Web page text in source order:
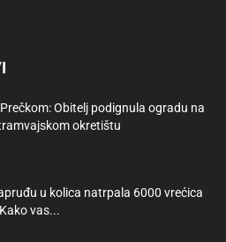
Obitelj podignula ogradu na
okretištu
u kolica natrpala 6000 vrećica
vas...